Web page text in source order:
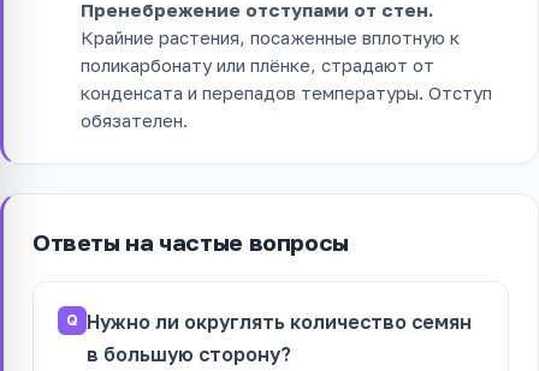
Пренебрежение отступами от стен.
Крайние растения, посаженные вплотную к
поликарбонату или плёнке, страдают от
конденсата и перепадов температуры. Отступ
обязателен.
Ответы на частые вопросы
Нужно ли округлять количество семян
в большую сторону?